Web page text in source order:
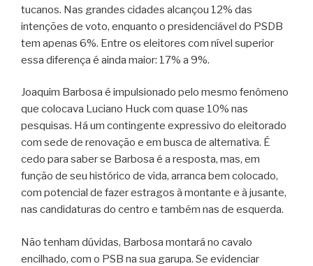
tucanos. Nas grandes cidades alcançou 12% das
intenções de voto, enquanto o presidenciável do PSDB
tem apenas 6%. Entre os eleitores com nível superior
essa diferença é ainda maior: 17% a 9%.
Joaquim Barbosa é impulsionado pelo mesmo fenômeno
que colocava Luciano Huck com quase 10% nas
pesquisas. Há um contingente expressivo do eleitorado
com sede de renovação e em busca de alternativa. É
cedo para saber se Barbosa é a resposta, mas, em
função de seu histórico de vida, arranca bem colocado,
com potencial de fazer estragos à montante e à jusante,
nas candidaturas do centro e também nas de esquerda.
Não tenham dúvidas, Barbosa montará no cavalo
encilhado, com o PSB na sua garupa. Se evidenciar